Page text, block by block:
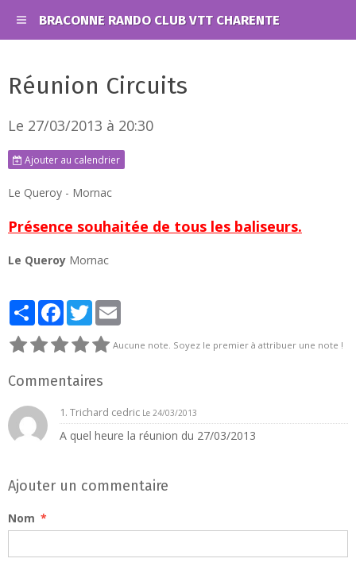
BRACONNE RANDO CLUB VTT CHARENTE
Réunion Circuits
Le 27/03/2013 à 20:30
Ajouter au calendrier
Le Queroy - Mornac
Présence souhaitée de tous les baliseurs.
Le Queroy Mornac
PartagerFacebook
Twitter
Aucune note. Soyez le premier à attribuer une note !
Commentaires
1. Trichard cedric Le 24/03/2013
A quel heure la réunion du 27/03/2013
Ajouter un commentaire
Nom